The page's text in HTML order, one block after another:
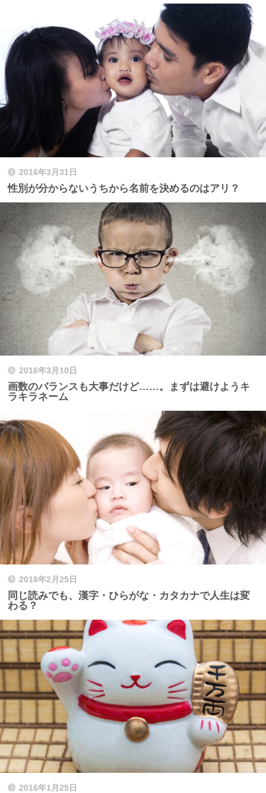
2016年3月31日
性別が分からないうちから名前を決めるのはアリ？
2016年3月10日
画数のバランスも大事だけど……。まずは避けようキ
ラキラネーム
2016年2月25日
同じ読みでも、漢字・ひらがな・カタカナで人生は変
わる？
2016年1月25日